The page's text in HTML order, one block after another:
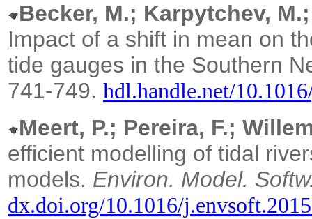
Becker, M.; Karpytchev,
Impact of a shift in mean on
tide gauges in the Southern
741-749. hdl.handle.net/
Meert, P.; Pereira, F.;
efficient modelling of tidal
models. Environ. Model.
dx.doi.org/10.1016/